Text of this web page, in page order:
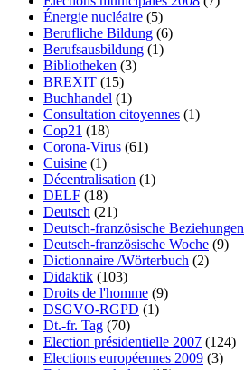
Énergie nucléaire (5)
Berufliche Bildung (6)
Berufsausbildung (1)
Bibliotheken (3)
BREXIT (15)
Buchhandel (1)
Consultation citoyennes (1)
Cop21 (18)
Corona-Virus (61)
Cuisine (1)
Décentralisation (1)
DELF (18)
Deutsch (21)
Deutsch-französische Beziehungen
Deutsch-französische Woche (9)
Dictionnaire /Wörterbuch (2)
Didaktik (103)
Droits de l'homme (9)
DSGVO-RGPD (1)
Dt.-fr. Tag (70)
Election présidentielle 2007 (124)
Elections européennes 2009 (3)